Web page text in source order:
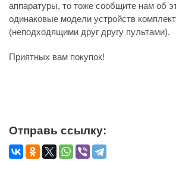
аппаратуры, то тоже сообщите нам об
одинаковые модели устройств
(неподходящими друг другу пультами).
Приятных вам покупок!
Отправь ссылку: